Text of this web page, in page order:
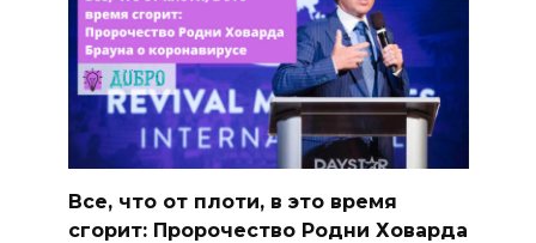
Все, что от плоти, в это время
сгорит: Пророчество Родни Ховарда